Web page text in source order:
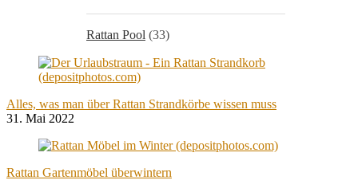
Rattan Pool (33)
Alles, was man über Rattan Strandkörbe wissen muss
31. Mai 2022
Rattan Gartenmöbel überwintern